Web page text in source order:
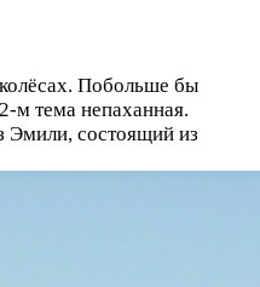
Побольше бы
м тема непаханная.
Эмили, состоящий из